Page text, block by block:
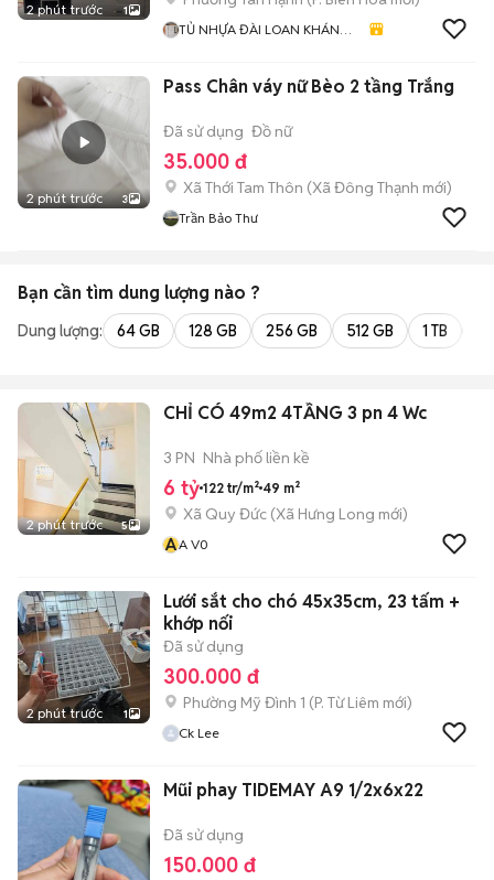
2 phút trước 1
TỦ NHỰA ĐÀI LOAN KHÁNH
2 phút trước 3
Pass Chân váy nữ Bèo 2 tầng Trắng
Đã sử dụng Đồ nữ
35.000 đ
Xã Thới Tam Thôn (Xã Đông Thạnh mới)
Trần Bảo Thư
Bạn cần tìm dung lượng nào ?
Dung lượng: 64 GB 128 GB 256 GB 512 GB 1 TB
2 phút trước 5
CHỈ CÓ 49m2 4TẦNG 3 pn 4 Wc
3 PN Nhà phố liền kề
6 tỷ 122 tr/m² 49 m²
Xã Quy Đức (Xã Hưng Long mới)
AA V0
2 phút trước 1
Lưới sắt cho chó 45x35cm, 23 tấm +
khớp nối
Đã sử dụng
300.000 đ
Phường Mỹ Đình 1 (P. Từ Liêm mới)
Ck Lee
Mũi phay TIDEMAY A9 1/2x6x22
Đã sử dụng
150.000 đ